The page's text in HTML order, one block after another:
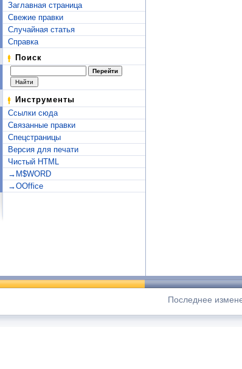
Заглавная страница
Свежие правки
Случайная статья
Справка
Поиск
Инструменты
Ссылки сюда
Связанные правки
Спецстраницы
Версия для печати
Чистый HTML
→M$WORD
→OOffice
Последнее